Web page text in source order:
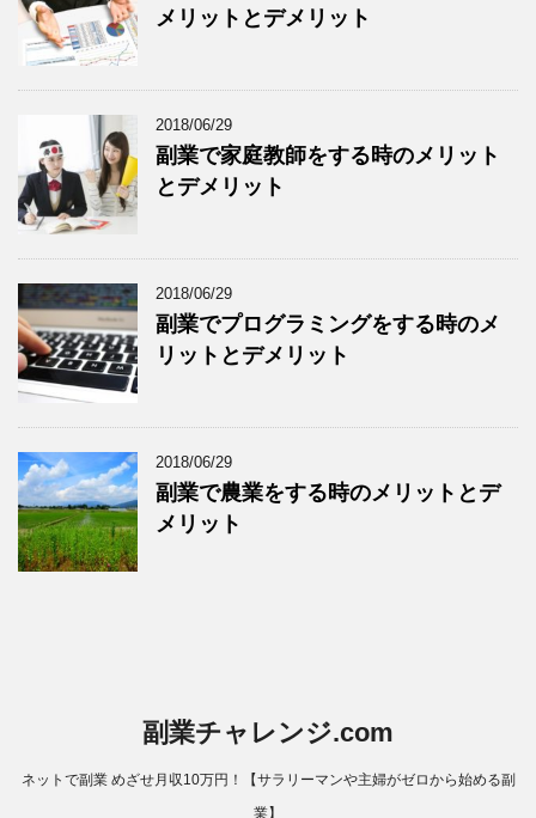
メリットとデメリット
2018/06/29
副業で家庭教師をする時のメリット
とデメリット
2018/06/29
副業でプログラミングをする時のメ
リットとデメリット
2018/06/29
副業で農業をする時のメリットとデ
メリット
副業チャレンジ.com
ネットで副業 めざせ月収10万円！【サラリーマンや主婦がゼロから始める副
業】